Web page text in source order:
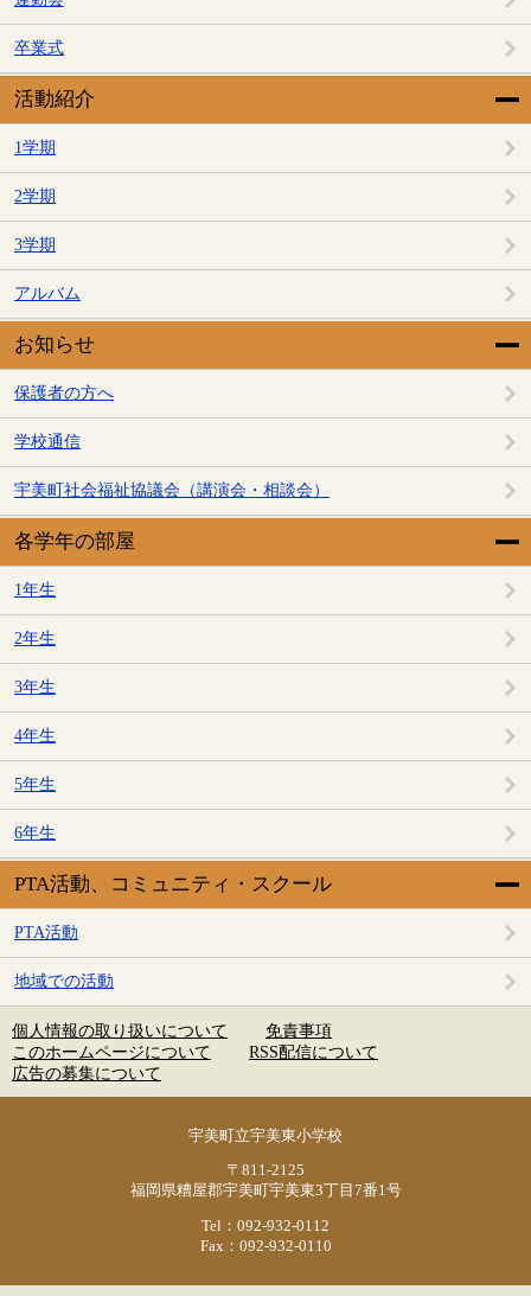
卒業式
活動紹介
1学期
2学期
3学期
アルバム
お知らせ
保護者の方へ
学校通信
宇美町社会福祉協議会（講演会・相談会）
各学年の部屋
1年生
2年生
3年生
4年生
5年生
6年生
PTA活動、コミュニティ・スクール
PTA活動
地域での活動
個人情報の取り扱いについて
免責事項
このホームページについて
RSS配信について
広告の募集について
宇美町立宇美東小学校
〒811-2125
福岡県糟屋郡宇美町宇美東3丁目7番1号
Tel：092-932-0112
Fax：092-932-0110